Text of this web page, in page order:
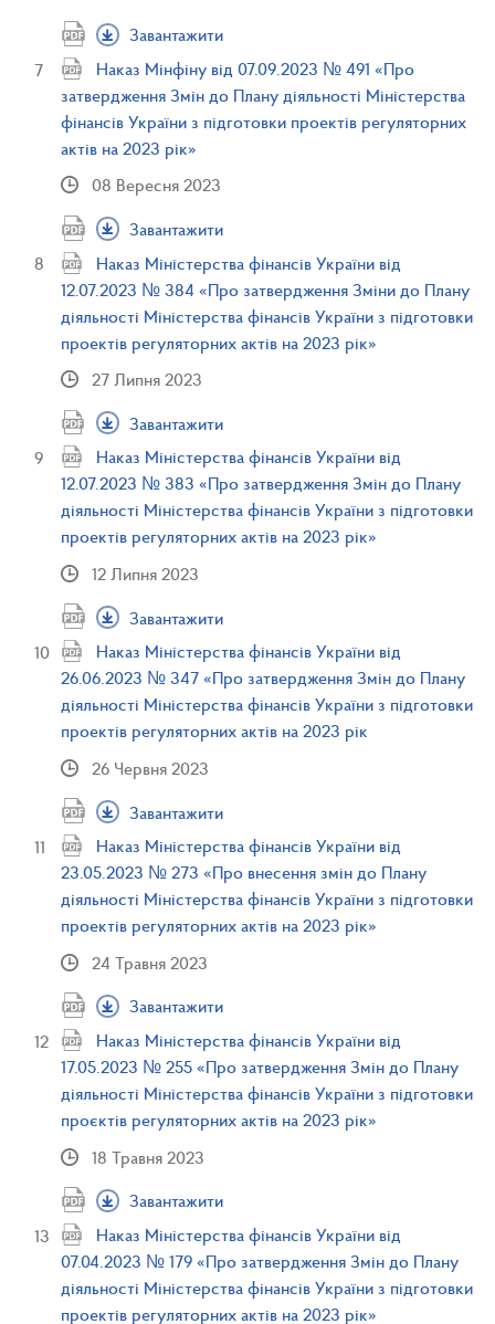
Завантажити
Наказ Мінфіну від 07.09.2023 № 491 «Про
затвердження Змін до Плану діяльності Міністерства
фінансів України з підготовки проектів регуляторних
актів на 2023 рік»
08 Вересня 2023
Завантажити
Наказ Міністерства фінансів України від
12.07.2023 № 384 «Про затвердження Зміни до Плану
діяльності Міністерства фінансів України з підготовки
проектів регуляторних актів на 2023 рік»
27 Липня 2023
Завантажити
Наказ Міністерства фінансів України від
12.07.2023 № 383 «Про затвердження Змін до Плану
діяльності Міністерства фінансів України з підготовки
проектів регуляторних актів на 2023 рік»
12 Липня 2023
Завантажити
Наказ Міністерства фінансів України від
26.06.2023 № 347 «Про затвердження Змін до Плану
діяльності Міністерства фінансів України з підготовки
проектів регуляторних актів на 2023 рік
26 Червня 2023
Завантажити
Наказ Міністерства фінансів України від
23.05.2023 № 273 «Про внесення змін до Плану
діяльності Міністерства фінансів України з підготовки
проектів регуляторних актів на 2023 рік»
24 Травня 2023
Завантажити
Наказ Міністерства фінансів України від
17.05.2023 № 255 «Про затвердження Змін до Плану
діяльності Міністерства фінансів України з підготовки
проєктів регуляторних актів на 2023 рік»
18 Травня 2023
Завантажити
Наказ Міністерства фінансів України від
07.04.2023 № 179 «Про затвердження Змін до Плану
діяльності Міністерства фінансів України з підготовки
проектів регуляторних актів на 2023 рік»